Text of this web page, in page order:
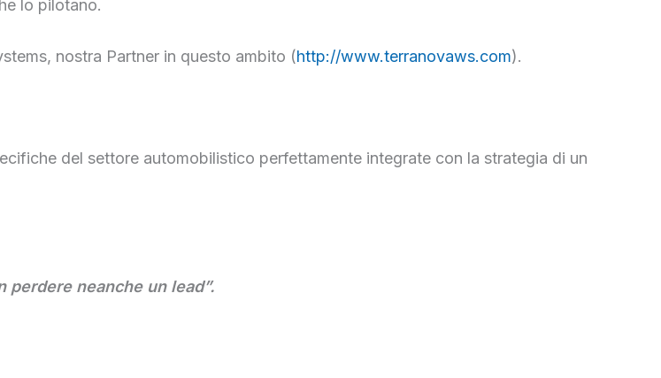
lo pilotano.
nostra Partner in questo ambito (http://www.terranovaws.com).
del settore automobilistico perfettamente integrate con la strategia di un
perdere neanche un lead”.